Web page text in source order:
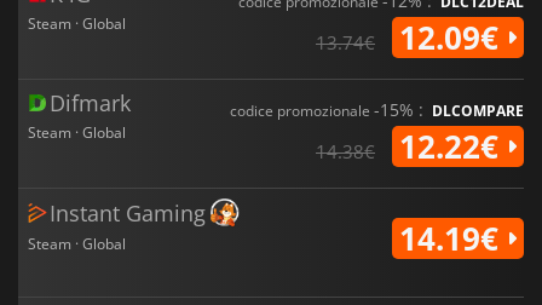
Steam · Global
13.74€ 12.09€
Difmark
Steam · Global
codice promozionale -15% : DLCOMPARE
14.38€ 12.22€
Instant Gaming
Steam · Global 14.19€